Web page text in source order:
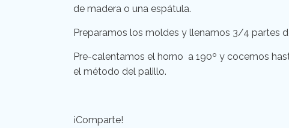
de madera o una espátula.
Preparamos los moldes y llenamos 3/4 partes
Pre-calentamos el horno a 190º y cocemos
el método del palillo.
¡Comparte!